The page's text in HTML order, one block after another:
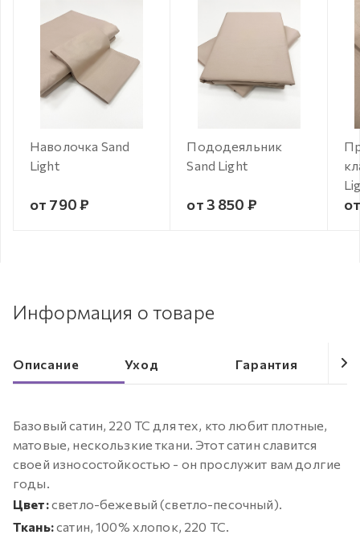
Наволочка Sand
Light
от 790 ₽
Пододеяльник
Sand Light
от 3 850 ₽
Информация о товаре
Описание Уход Гарантия
Базовый сатин, 220 ТС для тех, кто любит плотные,
матовые, нескользкие ткани. Этот сатин славится
своей износостойкостью - он прослужит вам долгие
годы.
Цвет:cветло-бежевый (светло-песочный).
Ткань:cатин, 100% хлопок, 220 ТС.